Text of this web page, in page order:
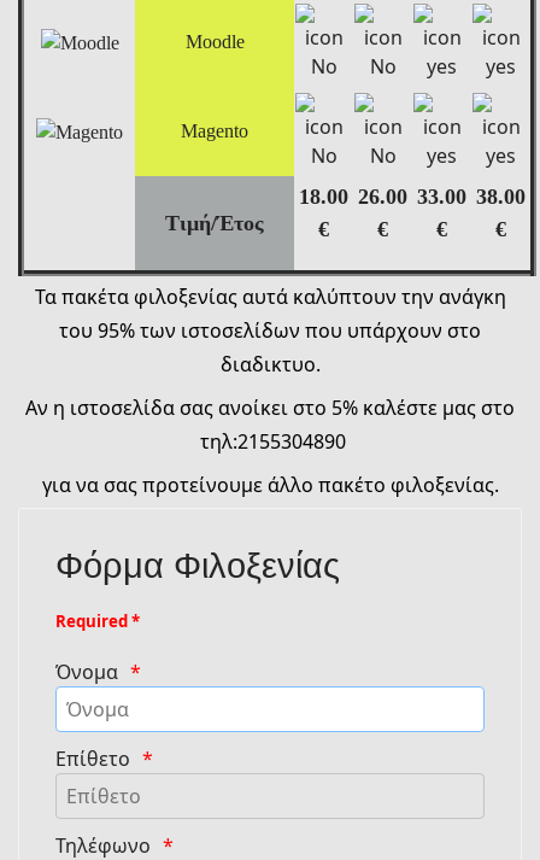
Moodle
Magento
Τιμή/Έτος
18.00
€
26.00
€
33.00
€
38.00
€
Τα πακέτα φιλοξενίας αυτά καλύπτουν την ανάγκη
του 95% των ιστοσελίδων που υπάρχουν στο
διαδικτυο.
Αν η ιστοσελίδα σας ανοίκει στο 5% καλέστε μας στο
τηλ:2155304890
για να σας προτείνουμε άλλο πακέτο φιλοξενίας.
Φόρμα Φιλοξενίας
Required *
Όνομα
Επίθετο
Τηλέφωνο